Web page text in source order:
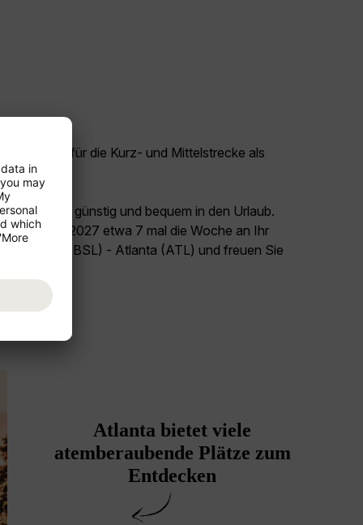
Flüge für die Kurz- und Mittelstrecke als
Schweiz günstig und bequem in den Urlaub.
bis Juni 2027 etwa 7 mal die Woche an Ihr
Flug Basel (BSL) - Atlanta (ATL) und freuen Sie
Atlanta bietet viele
atemberaubende Plätze zum
Entdecken